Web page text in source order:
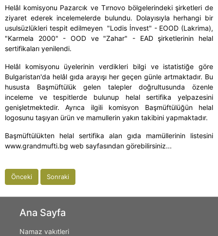
Helâl komisyonu Pazarcık ve Tırnovo bölgelerindeki şirketleri de
ziyaret ederek incelemelerde bulundu. Dolayısıyla herhangi bir
usulsüzlükleri tespit edilmeyen "Lodis İnvest" - EOOD (Lakrima),
"Karmela 2000" - OOD ve "Zahar" - EAD şirketlerinin helal
sertifikaları yenilendi.
Helâl komisyonu üyelerinin verdikleri bilgi ve istatistiğe göre
Bulgaristan'da helâl gıda arayışı her geçen günle artmaktadır. Bu
hususta Başmüftülük gelen talepler doğrultusunda özenle
inceleme ve tespitlerde bulunup helal sertifika yelpazesini
genişletmektedir. Ayrıca ilgili komisyon Başmüftülüğün helal
logosunu taşıyan ürün ve mamullerin yakın takibini yapmaktadır.
Başmüftülükten helal sertifika alan gıda mamüllerinin listesini
www.grandmufti.bg web sayfasından görebilirsiniz...
Önceki Sonraki
Ana Sayfa
Namaz vakıtleri